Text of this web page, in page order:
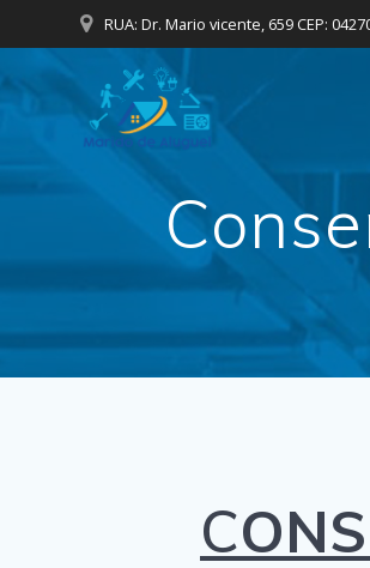
to
content
RUA: Dr. Mario vicente, 659 CEP:
C